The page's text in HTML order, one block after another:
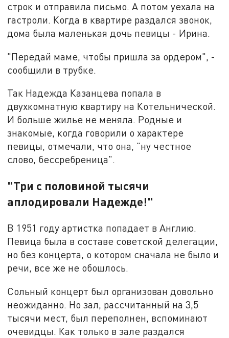
строк и отправила письмо. А потом уехала на
гастроли. Когда в квартире раздался звонок,
дома была маленькая дочь певицы - Ирина.
"Передай маме, чтобы пришла за ордером", -
сообщили в трубке.
Так Надежда Казанцева попала в
двухкомнатную квартиру на Котельнической.
И больше жилье не меняла. Родные и
знакомые, когда говорили о характере
певицы, отмечали, что она, "ну честное
слово, бессребреница".
"Три с половиной тысячи
аплодировали Надежде!"
В 1951 году артистка попадает в Англию.
Певица была в составе советской делегации,
но без концерта, о котором сначала не было и
речи, все же не обошлось.
Сольный концерт был организован довольно
неожиданно. Но зал, рассчитанный на 3,5
тысячи мест, был переполнен, вспоминают
очевидцы. Как только в зале раздался